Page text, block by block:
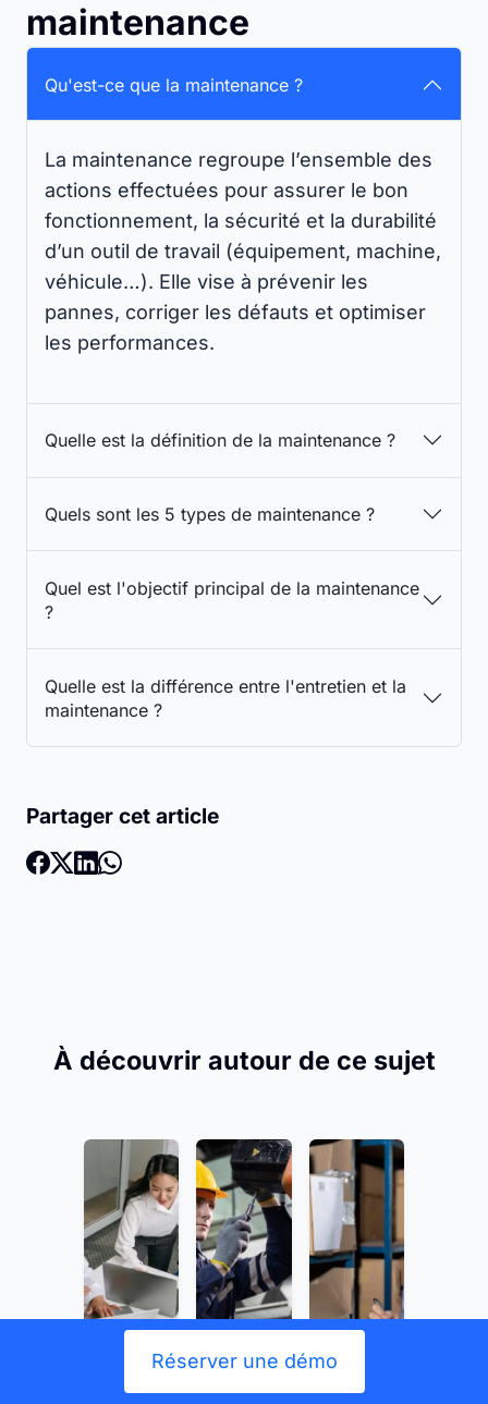
maintenance
Qu'est-ce que la maintenance ?
La maintenance regroupe l’ensemble des
actions effectuées pour assurer le bon
fonctionnement, la sécurité et la durabilité
d’un outil de travail (équipement, machine,
véhicule…). Elle vise à prévenir les
pannes, corriger les défauts et optimiser
les performances.
Quelle est la définition de la maintenance ?
Quels sont les 5 types de maintenance ?
Quel est l'objectif principal de la maintenance
?
Quelle est la différence entre l'entretien et la
maintenance ?
Partager cet article
À découvrir autour de ce sujet
Réserver une démo